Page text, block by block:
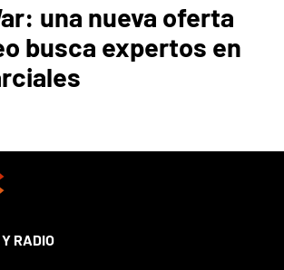
una nueva oferta
busca expertos en
RADIO